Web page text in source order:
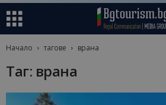
Начало тагове врана
Таг: врана